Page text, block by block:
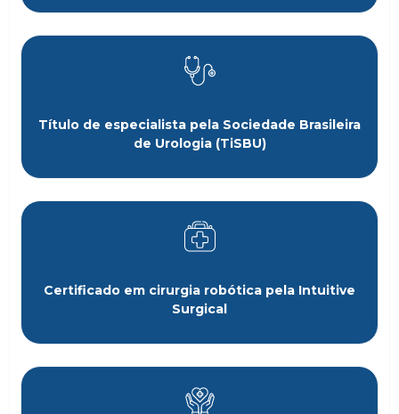
Título de especialista pela Sociedade Brasileira
de Urologia (TiSBU)
Certificado em cirurgia robótica pela Intuitive
Surgical